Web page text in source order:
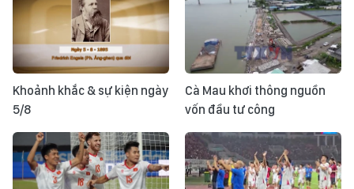
Khoảnh khắc & sự kiện ngày
5/8
Cà Mau khơi thông nguồn
vốn đầu tư công